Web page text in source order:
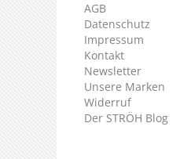
AGB
Datenschutz
Impressum
Kontakt
Newsletter
Unsere Marken
Widerruf
Der STRÖH Blog